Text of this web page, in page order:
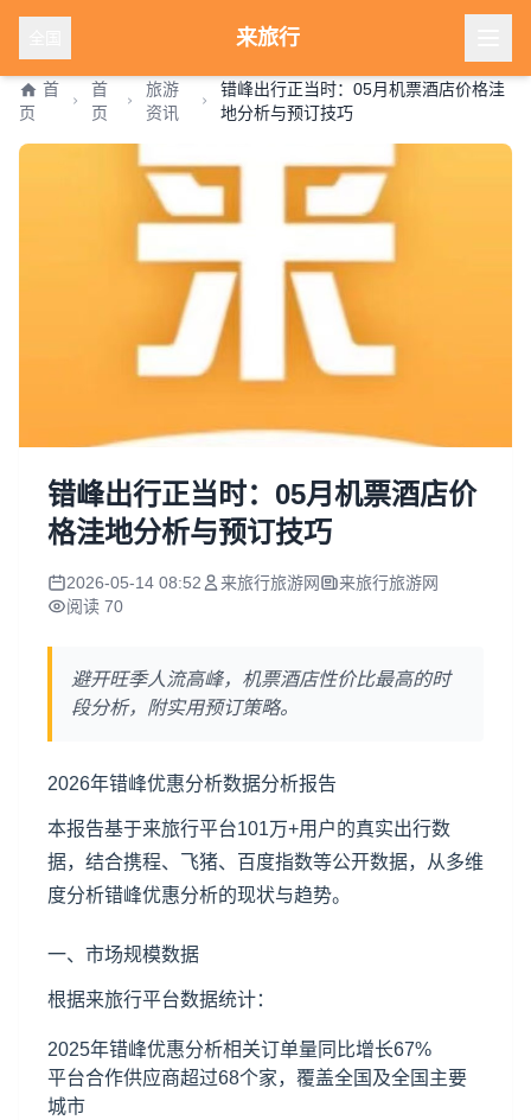
来旅行
首
页
首
页
旅游
资讯
错峰出行正当时：05月机票酒店价格洼
地分析与预订技巧
错峰出行正当时：05月机票酒店价
格洼地分析与预订技巧
2026-05-14 08:52 来旅行旅游网
来旅行旅游网
阅读 70
避开旺季人流高峰，机票酒店性价比最高的时
段分析，附实用预订策略。
2026年错峰优惠分析数据分析报告
本报告基于来旅行平台101万+用户的真实出行数
据，结合携程、飞猪、百度指数等公开数据，从多维
度分析错峰优惠分析的现状与趋势。
一、市场规模数据
根据来旅行平台数据统计：
2025年错峰优惠分析相关订单量同比增长67%
平台合作供应商超过68个家，覆盖全国及全国主要
城市